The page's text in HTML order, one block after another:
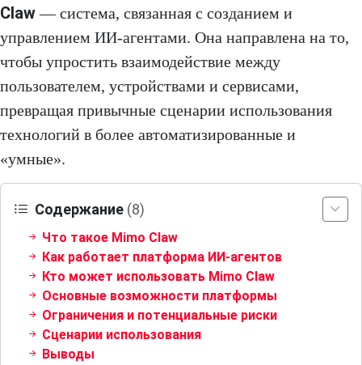
Claw— система, связанная с созданием и
управлением ИИ-агентами. Она направлена на то,
чтобы упростить взаимодействие между
пользователем, устройствами и сервисами,
превращая привычные сценарии использования
технологий в более автоматизированные и
«умные».
Содержание (8)
Что такое Mimo Claw
Как работает платформа ИИ-агентов
Кто может использовать Mimo Claw
Основные возможности платформы
Ограничения и потенциальные риски
Сценарии использования
Выводы